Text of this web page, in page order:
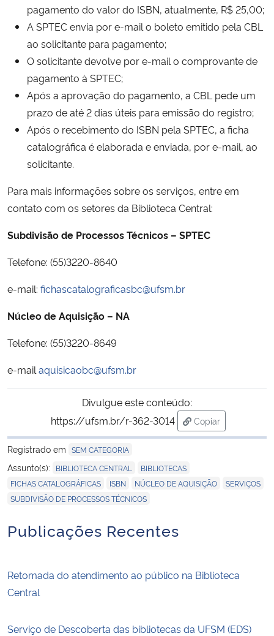
pagamento do valor do ISBN, atualmente, R$ 25,00;
A SPTEC envia por e-mail o boleto emitido pela CBL
ao solicitante para pagamento;
O solicitante devolve por e-mail o comprovante de
pagamento à SPTEC;
Após a aprovação do pagamento, a CBL pede um
prazo de até 2 dias úteis para emissão do registro;
Após o recebimento do ISBN pela SPTEC, a ficha
catalográfica é elaborada e enviada, por e-mail, ao
solicitante.
Para mais informações sobre os serviços, entre em
contato com os setores da Biblioteca Central:
Subdivisão de Processos Técnicos – SPTEC
Telefone: (55)3220-8640
e-mail: fichascatalograficasbc@ufsm.br
Núcleo de Aquisição – NA
Telefone: (55)3220-8649
e-mail aquisicaobc@ufsm.br
Divulgue este conteúdo:
https://ufsm.br/r-362-3014
Copiar
para área de
Registrado em SEM CATEGORIA
Assunto(s): BIBLIOTECA CENTRAL BIBLIOTECAS
FICHAS CATALOGRÁFICAS ISBN NÚCLEO DE AQUISIÇÃO SERVIÇOS
SUBDIVISÃO DE PROCESSOS TÉCNICOS
Publicações Recentes
Retomada do atendimento ao público na Biblioteca
Central
Serviço de Descoberta das bibliotecas da UFSM (EDS)